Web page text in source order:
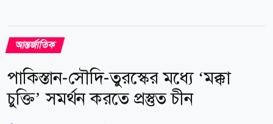
আন্তর্জাতিক
পাকিস্তান-সৌদি-তুরস্কের মধ্যে ‘মক্কা
চুক্তি’ সমর্থন করতে প্রস্তুত চীন